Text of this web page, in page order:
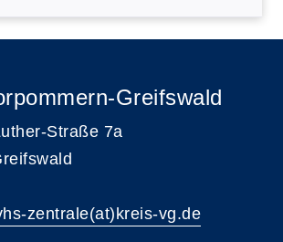
Greifswald
Straße 7a
zentrale(at)kreis-vg.de